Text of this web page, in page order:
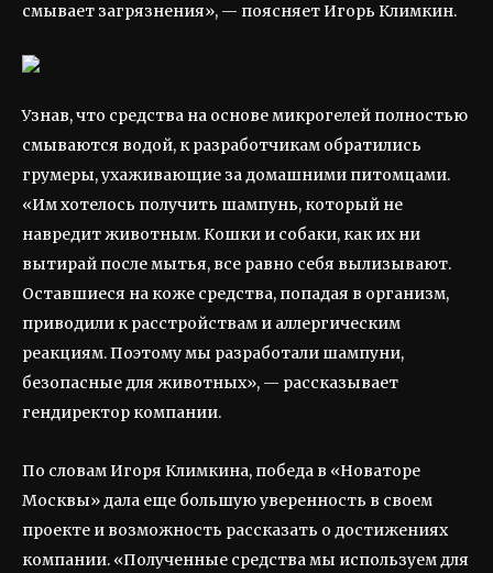
смывает загрязнения», — поясняет Игорь Климкин.
Узнав, что средства на основе микрогелей полностью
смываются водой, к разработчикам обратились
грумеры, ухаживающие за домашними питомцами.
«Им хотелось получить шампунь, который не
навредит животным. Кошки и собаки, как их ни
вытирай после мытья, все равно себя вылизывают.
Оставшиеся на коже средства, попадая в организм,
приводили к расстройствам и аллергическим
реакциям. Поэтому мы разработали шампуни,
безопасные для животных», — рассказывает
гендиректор компании.
По словам Игоря Климкина, победа в «Новаторе
Москвы» дала еще большую уверенность в своем
проекте и возможность рассказать о достижениях
компании. «Полученные средства мы используем для